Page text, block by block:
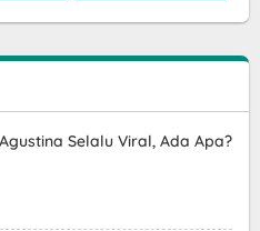
Selalu Viral, Ada Apa?